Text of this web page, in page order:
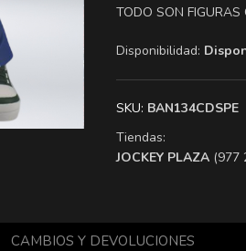
TODO SON FIGURAS
Disponibilidad:
SKU: BAN134CDSPE
Tiendas:
​JOCKEY PLAZA (977
CAMBIOS Y DEVOLUCIONES